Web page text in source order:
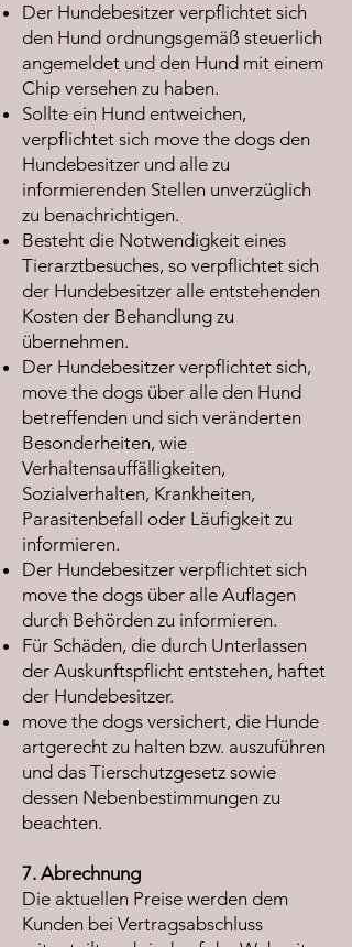
Der Hundebesitzer verpflichtet sich
den Hund ordnungsgemäß steuerlich
angemeldet und den Hund mit einem
Chip versehen zu haben.
Sollte ein Hund entweichen,
verpflichtet sich move the dogs den
Hundebesitzer und alle zu
informierenden Stellen unverzüglich
zu benachrichtigen.
Besteht die Notwendigkeit eines
Tierarztbesuches, so verpflichtet sich
der Hundebesitzer alle entstehenden
Kosten der Behandlung zu
übernehmen.
Der Hundebesitzer verpflichtet sich,
move the dogs über alle den Hund
betreffenden und sich veränderten
Besonderheiten, wie
Verhaltensauffälligkeiten,
Sozialverhalten, Krankheiten,
Parasitenbefall oder Läufigkeit zu
informieren.
Der Hundebesitzer verpflichtet sich
move the dogs über alle Auflagen
durch Behörden zu informieren.
Für Schäden, die durch Unterlassen
der Auskunftspflicht entstehen, haftet
der Hundebesitzer.
move the dogs versichert, die Hunde
artgerecht zu halten bzw. auszuführen
und das Tierschutzgesetz sowie
dessen Nebenbestimmungen zu
beachten.
7. Abrechnung
Die aktuellen Preise werden dem
Kunden bei Vertragsabschluss